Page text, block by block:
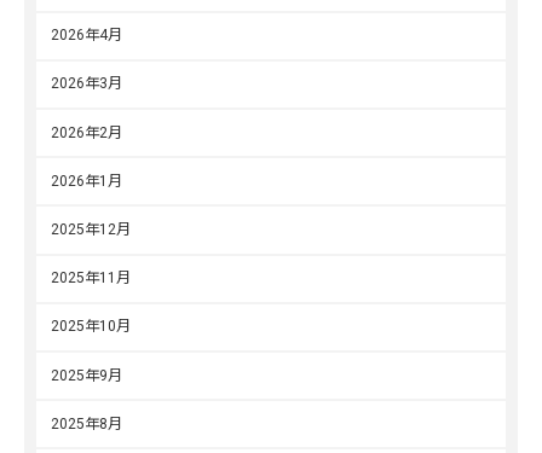
2026年4月
2026年3月
2026年2月
2026年1月
2025年12月
2025年11月
2025年10月
2025年9月
2025年8月